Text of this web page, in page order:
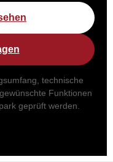
technische
Funktionen
geprüft werden.